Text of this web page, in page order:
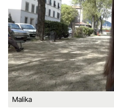
Malika